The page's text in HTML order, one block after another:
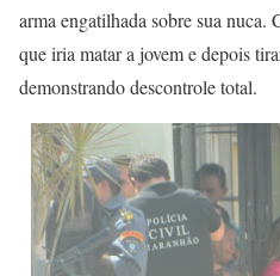
arma engatilhada sobre sua nuca.
que iria matar a jovem e depois
demonstrando descontrole total.